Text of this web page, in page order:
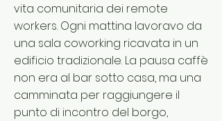
vita comunitaria dei remote
workers. Ogni mattina lavoravo da
una sala coworking ricavata in un
edificio tradizionale. La pausa caffè
non era al bar sotto casa, ma una
camminata per raggiungere il
punto di incontro del borgo,